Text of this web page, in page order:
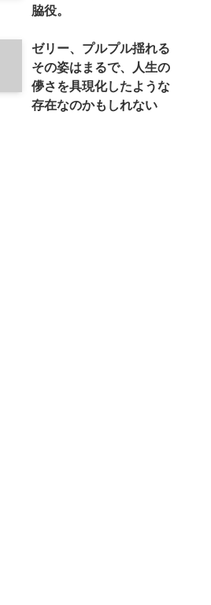
脇役。
ゼリー、プルプル揺れる
その姿はまるで、人生の
儚さを具現化したような
存在なのかもしれない